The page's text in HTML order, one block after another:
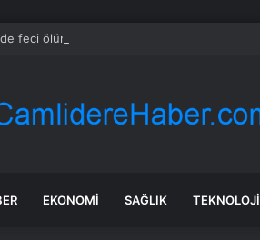
feci ölüm: Servis şoförüne midibüs çarptı
EKONOMI SAĞLIK TEKNOLOJI